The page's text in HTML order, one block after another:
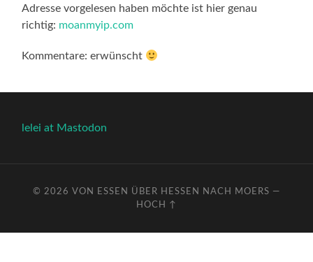
Adresse vorgelesen haben möchte ist hier genau
richtig: moanmyip.com
Kommentare: erwünscht
lelei at Mastodon
© 2026 VON ESSEN ÜBER HESSEN NACH MOERS —
HOCH ↑